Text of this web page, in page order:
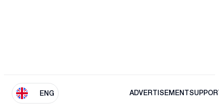
ENG ADVERTISEMENT